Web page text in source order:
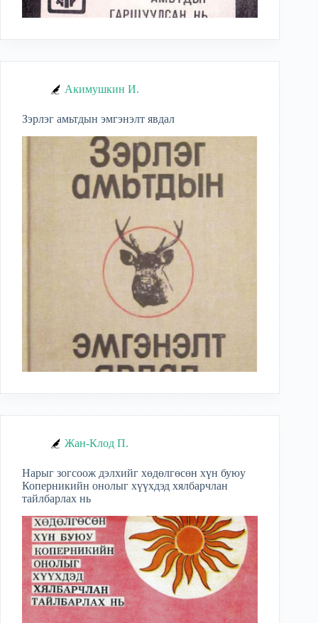
Акимушкин И.
Зэрлэг амьтдын эмгэнэлт явдал
Жан-Клод П.
Нарыг зогсоож дэлхийг хөдөлгөсөн хүн буюу
Коперникийн онолыг хүүхдэд хялбарчлан
тайлбарлах нь